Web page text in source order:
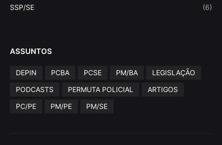
SSP/SE (6)
ASSUNTOS
DEPIN PCBA PCSE PM/BA
LEGISLAÇÃO
PODCASTS
PERMUTA POLICIAL
ARTIGOS
PC/PE
PM/PE PM/SE